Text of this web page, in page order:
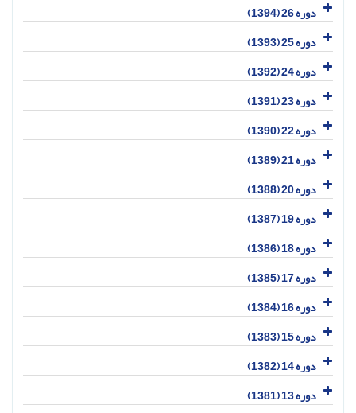
دوره 26 (1394)
دوره 25 (1393)
دوره 24 (1392)
دوره 23 (1391)
دوره 22 (1390)
دوره 21 (1389)
دوره 20 (1388)
دوره 19 (1387)
دوره 18 (1386)
دوره 17 (1385)
دوره 16 (1384)
دوره 15 (1383)
دوره 14 (1382)
دوره 13 (1381)